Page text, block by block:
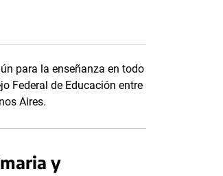
para la enseñanza en todo
Federal de Educación entre
Aires.
y